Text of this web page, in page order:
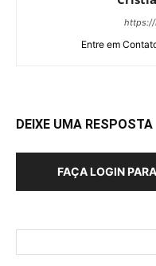
https://
Entre em
DEIXE UMA RESPOSTA
FAÇA LOGIN